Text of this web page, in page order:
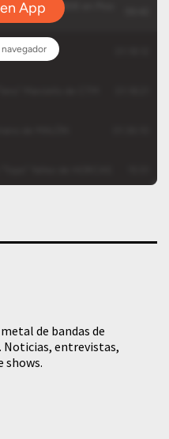
de bandas de
Noticias, entrevistas,
shows.